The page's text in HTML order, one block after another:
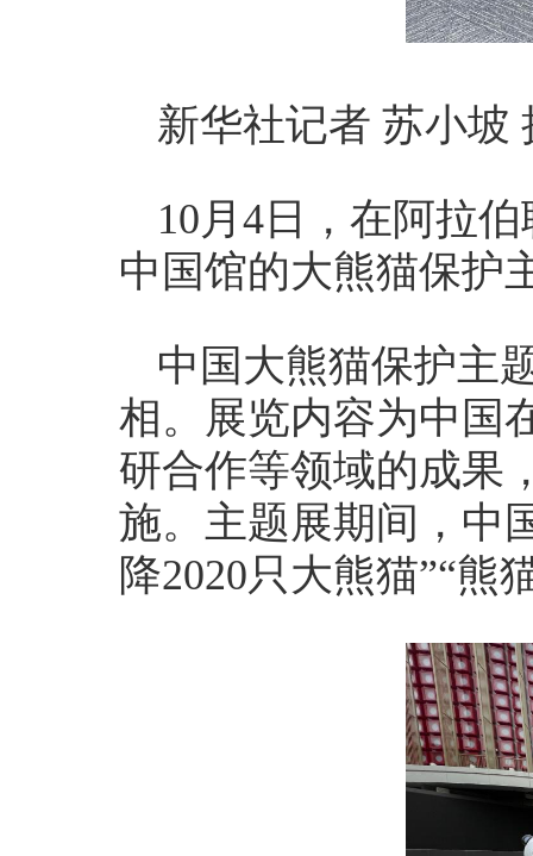
新华社记者 苏小坡
10月4日，在阿拉
中国馆的大熊猫保护
中国大熊猫保护主
相。展览内容为中国
研合作等领域的成果
施。主题展期间，中
降2020只大熊猫”“熊